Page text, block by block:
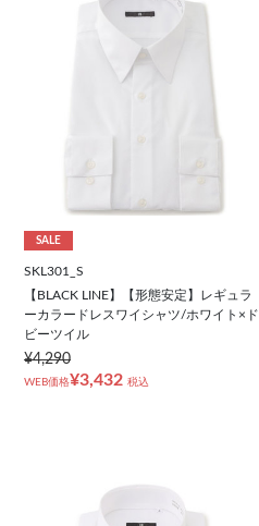
SALE
SKL301_S
【BLACK LINE】【形態安定】レギュラ
ーカラードレスワイシャツ/ホワイト×ド
ビーツイル
¥4,290
WEB価格¥3,432 税込